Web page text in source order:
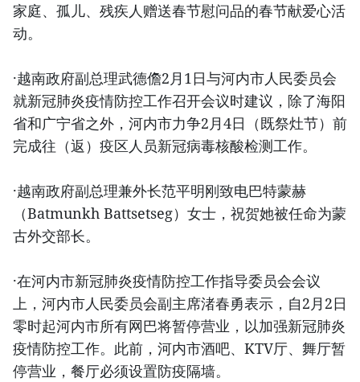
家庭、孤儿、残疾人赠送春节慰问品的春节献爱心活
动。
·越南政府副总理武德儋2月1日与河内市人民委员会
就新冠肺炎疫情防控工作召开会议时建议，除了海阳
省和广宁省之外，河内市力争2月4日（既祭灶节）前
完成往（返）疫区人员新冠病毒核酸检测工作。
·越南政府副总理兼外长范平明刚致电巴特蒙赫
（Batmunkh Battsetseg）女士，祝贺她被任命为蒙
古外交部长。
·在河内市新冠肺炎疫情防控工作指导委员会会议
上，河内市人民委员会副主席渚春勇表示，自2月2日
零时起河内市所有网巴将暂停营业，以加强新冠肺炎
疫情防控工作。此前，河内市酒吧、KTV厅、舞厅暂
停营业，餐厅必须设置防疫隔墙。